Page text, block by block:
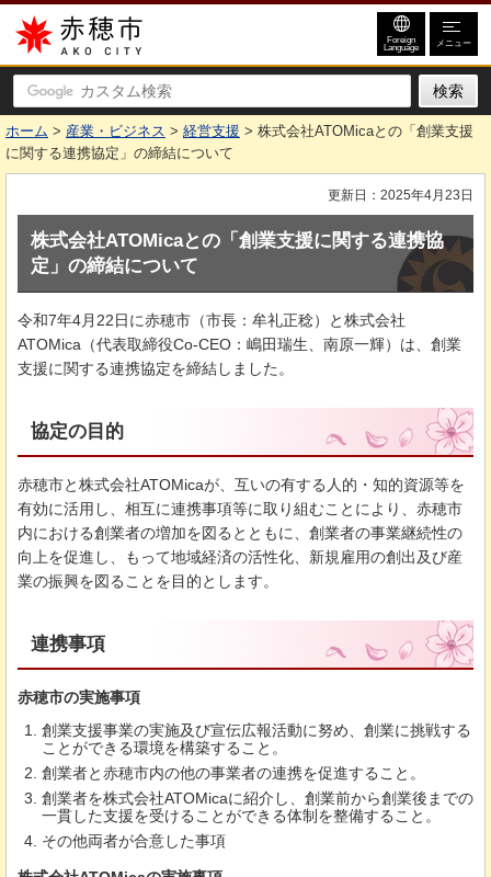
赤穂市
Foreign
Language メニュー
ホーム > 産業・ビジネス > 経営支援 > 株式会社ATOMicaとの「創業支援
に関する連携協定」の締結について
更新日：2025年4月23日
株式会社ATOMicaとの「創業支援に関する連携協
定」の締結について
令和7年4月22日に赤穂市（市長：牟礼正稔）と株式会社
ATOMica（代表取締役Co-CEO：嶋田瑞生、南原一輝）は、創業
支援に関する連携協定を締結しました。
協定の目的
赤穂市と株式会社ATOMicaが、互いの有する人的・知的資源等を
有効に活用し、相互に連携事項等に取り組むことにより、赤穂市
内における創業者の増加を図るとともに、創業者の事業継続性の
向上を促進し、もって地域経済の活性化、新規雇用の創出及び産
業の振興を図ることを目的とします。
連携事項
赤穂市の実施事項
創業支援事業の実施及び宣伝広報活動に努め、創業に挑戦する
ことができる環境を構築すること。
創業者と赤穂市内の他の事業者の連携を促進すること。
創業者を株式会社ATOMicaに紹介し、創業前から創業後までの
一貫した支援を受けることができる体制を整備すること。
その他両者が合意した事項